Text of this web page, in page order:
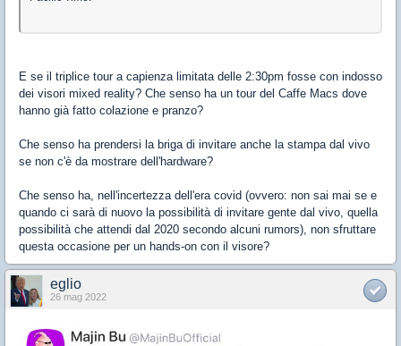
E se il triplice tour a capienza limitata delle 2:30pm fosse con indosso
dei visori mixed reality? Che senso ha un tour del Caffe Macs dove
hanno già fatto colazione e pranzo?
Che senso ha prendersi la briga di invitare anche la stampa dal vivo
se non c'è da mostrare dell'hardware?
Che senso ha, nell'incertezza dell'era covid (ovvero: non sai mai se e
quando ci sarà di nuovo la possibilità di invitare gente dal vivo, quella
possibilità che attendi dal 2020 secondo alcuni rumors), non sfruttare
questa occasione per un hands-on con il visore?
eglio
26 mag 2022